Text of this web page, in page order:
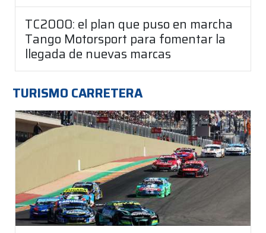
TC2000: el plan que puso en marcha
Tango Motorsport para fomentar la
llegada de nuevas marcas
TURISMO CARRETERA